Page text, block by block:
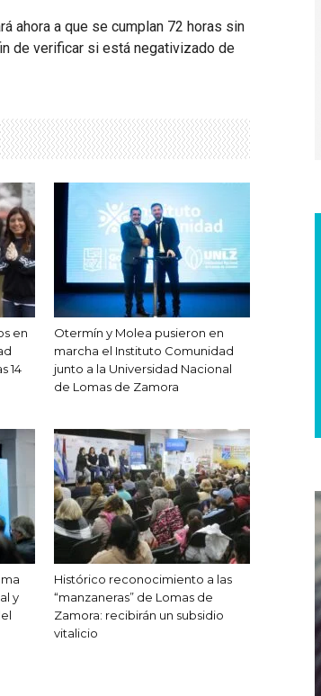
ahora a que se cumplan 72 horas sin
de verificar si está negativizado de
en
14
Otermín y Molea pusieron en
marcha el Instituto Comunidad
junto a la Universidad Nacional
de Lomas de Zamora
y
Histórico reconocimiento a las
“manzaneras” de Lomas de
Zamora: recibirán un subsidio
vitalicio